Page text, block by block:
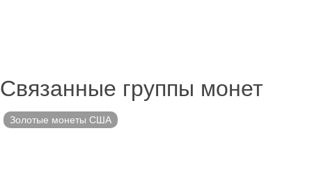
Связанные группы монет
Золотые монеты США